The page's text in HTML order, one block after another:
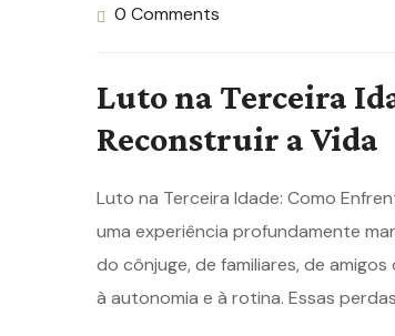
0 Comments
Luto na Terceira
Reconstruir a Vida
Luto na Terceira Idade: Como
uma experiência profundamente
do cônjuge, de familiares, de
à autonomia e à rotina. Essas